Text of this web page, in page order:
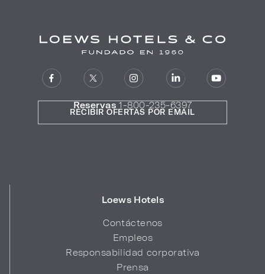
Reservas 1-800-235-6397
Loews Hotels
Contáctenos
Empleos
Responsabilidad corporativa
Prensa
RECIBIR OFERTAS POR EMAIL